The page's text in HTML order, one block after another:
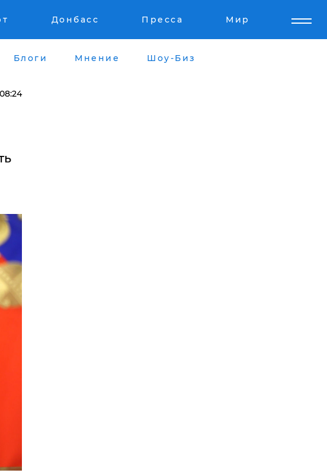
Донбасс Пресса Мир
Блоги Мнение Шоу-Биз